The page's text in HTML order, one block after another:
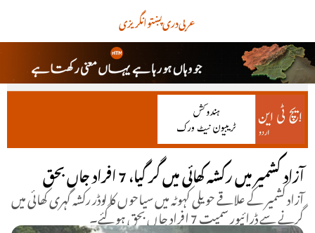
انگریزیپښتودریعربی
آزاد کشمیر میں رکشہ کھائی میں گر گیا، 7 افراد جاں بحق
آزاد کشمیر کے علاقے حویلی کہوٹہ میں سیاحوں کا لوڈر رکشہ گہری کھائی میں
گرنے سے ڈرائیور سمیت 7 افراد جاں بحق ہو گئے۔